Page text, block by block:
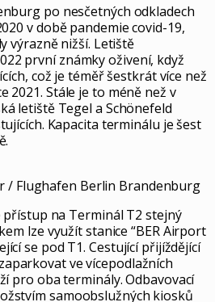
po nesčetných odkladech
v době pandemie covid-19,
výrazně nižší. Letiště
první známky oživení, když
což je téměř šestkrát více než
2021. Stále je to méně než v
letiště Tegel a Schönefeld
Kapacita terminálu je šest
/ Flughafen Berlin Brandenburg
na Terminál T2 stejný
lze využít stanice “BER Airport
se pod T1. Cestující přijíždějící
ve vícepodlažních
pro oba terminály. Odbavovací
samoobslužných kiosků